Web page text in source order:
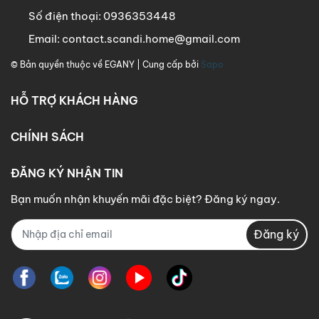
Số điện thoại: 0936353448
Email: contact.scandi.home@gmail.com
© Bản quyền thuộc về EGANY | Cung cấp bởi Sapo
HỖ TRỢ KHÁCH HÀNG
CHÍNH SÁCH
ĐĂNG KÝ NHẬN TIN
Bạn muốn nhận khuyến mãi đặc biệt? Đăng ký ngay.
Đăng ký